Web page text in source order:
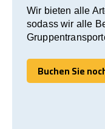
Wir bieten alle
sodass wir alle
Buchen Sie
Buchen Sie